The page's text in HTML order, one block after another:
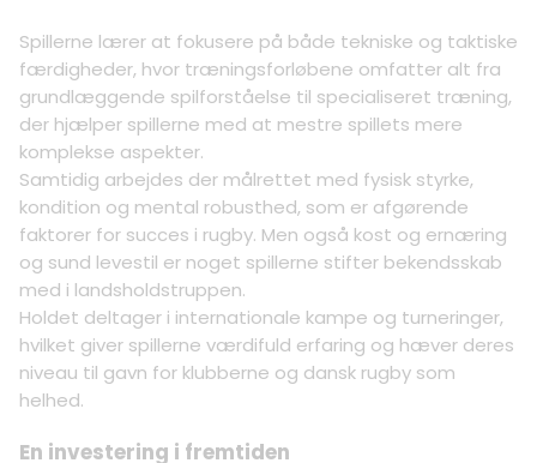
Spillerne lærer at fokusere på både tekniske og taktiske
færdigheder, hvor træningsforløbene omfatter alt fra
grundlæggende spilforståelse til specialiseret træning,
der hjælper spillerne med at mestre spillets mere
komplekse aspekter.
Samtidig arbejdes der målrettet med fysisk styrke,
kondition og mental robusthed, som er afgørende
faktorer for succes i rugby. Men også kost og ernæring
og sund levestil er noget spillerne stifter bekendsskab
med i landsholdstruppen.
Holdet deltager i internationale kampe og turneringer,
hvilket giver spillerne værdifuld erfaring og hæver deres
niveau til gavn for klubberne og dansk rugby som
helhed.
En investering i fremtiden